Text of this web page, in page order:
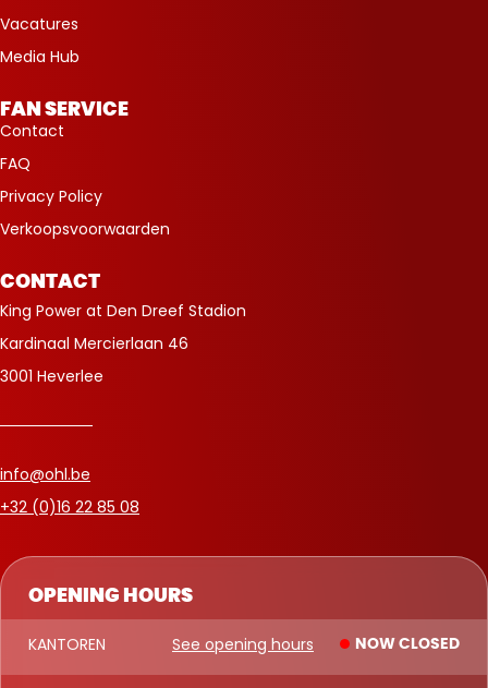
OPENING HOURS
KANTOREN See opening hours NOW CLOSED
Vacatures
Media Hub
FAN SERVICE
Contact
FAQ
Privacy Policy
Verkoopsvoorwaarden
CONTACT
King Power at Den Dreef Stadion
Kardinaal Mercierlaan 46
3001 Heverlee
info@ohl.be
+32 (0)16 22 85 08